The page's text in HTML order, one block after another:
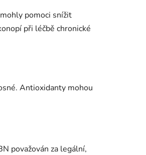
pomoci snížit
při léčbě chronické
Antioxidanty mohou
považován za legální,